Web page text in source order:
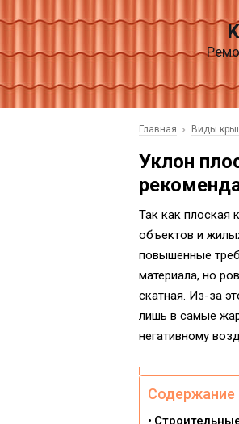
Главная Виды
Уклон
Так как плоская
объектов и
повышенные
материала, но
скатная. Из-за
лишь в самые
негативному
Содержание